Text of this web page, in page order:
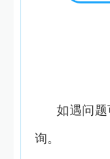
如遇问题
询。